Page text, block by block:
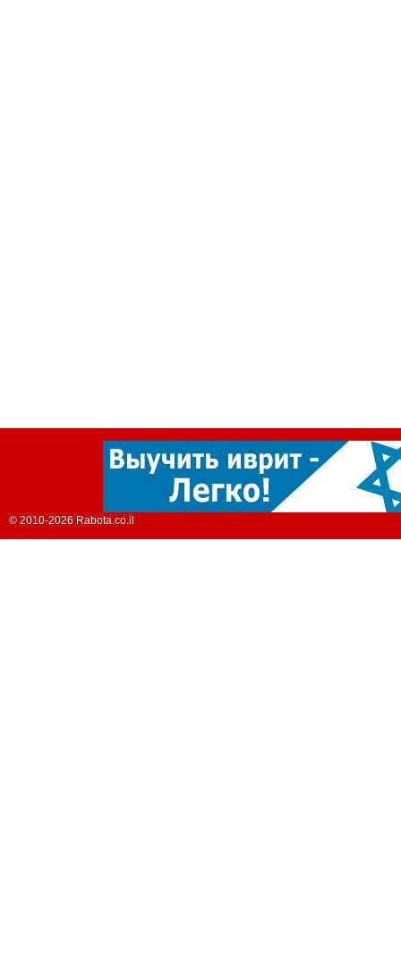
© 2010-2026 Rabota.co.il